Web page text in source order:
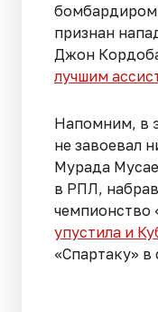
признан
Джон
лучшим
Напомним, в
не завоевал
Мурада
в РПЛ,
чемпионство
упустила и
«Спартаку» в